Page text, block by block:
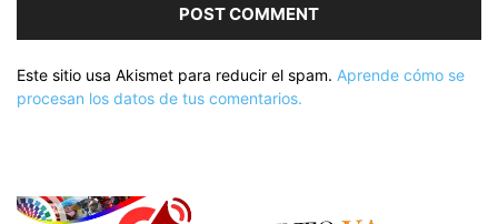
Este sitio usa Akismet para reducir el spam. Aprende cómo se
procesan los datos de tus comentarios.